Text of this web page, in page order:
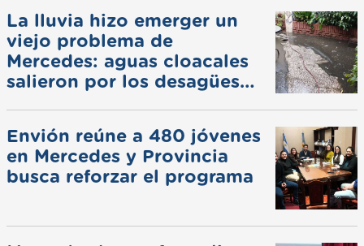
La lluvia hizo emerger un
viejo problema de
Mercedes: aguas cloacales
salieron por los desagües
Envión reúne a 480 jóvenes
en Mercedes y Provincia
busca reforzar el programa